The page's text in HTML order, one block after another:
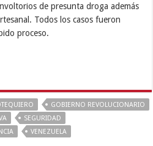
de presunta droga además
Todos los casos fueron
proceso.
GOBIERNO REVOLUCIONARIO
SEGURIDAD
VENEZUELA